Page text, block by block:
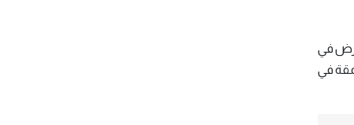
في
في